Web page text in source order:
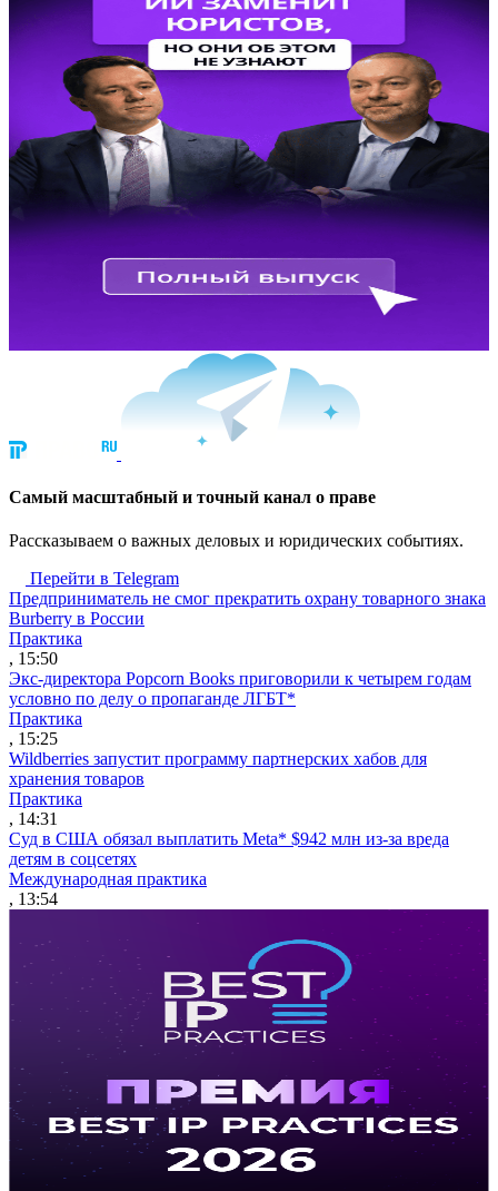
Cамый масштабный и точный канал о праве
Рассказываем о важных деловых и юридических событиях.
Перейти в Telegram
Предприниматель не смог прекратить охрану товарного знака
Burberry в России
Практика
, 15:50
Экс-директора Popcorn Books приговорили к четырем годам
условно по делу о пропаганде ЛГБТ*
Практика
, 15:25
Wildberries запустит программу партнерских хабов для
хранения товаров
Практика
, 14:31
Суд в США обязал выплатить Meta* $942 млн из-за вреда
детям в соцсетях
Международная практика
, 13:54